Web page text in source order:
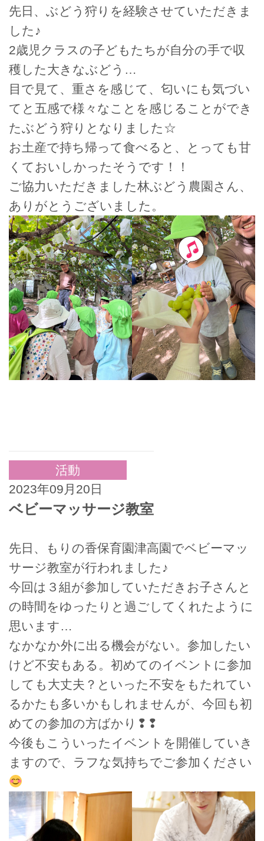
先日、ぶどう狩りを経験させていただきま
した♪
2歳児クラスの子どもたちが自分の手で収
穫した大きなぶどう…
目で見て、重さを感じて、匂いにも気づい
てと五感で様々なことを感じることができ
たぶどう狩りとなりました☆
お土産で持ち帰って食べると、とっても甘
くておいしかったそうです！！
ご協力いただきました林ぶどう農園さん、
ありがとうございました。
活動
2023年09月20日
ベビーマッサージ教室
先日、もりの香保育園津高園でベビーマッ
サージ教室が行われました♪
今回は３組が参加していただきお子さんと
の時間をゆったりと過ごしてくれたように
思います…
なかなか外に出る機会がない。参加したい
けど不安もある。初めてのイベントに参加
しても大丈夫？といった不安をもたれてい
るかたも多いかもしれませんが、今回も初
めての参加の方ばかり❢❢
今後もこういったイベントを開催していき
ますので、ラフな気持ちでご参加ください